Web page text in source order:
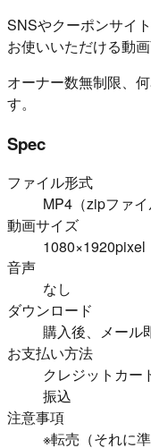
SNSやクーポンサイ
お使いいただける動画
オーナー数無制限、
す。
Spec
ファイル形式
MP4（zipファイ
動画サイズ
1080×1920pixel
音声
なし
ダウンロード
購入後、メール
お支払い方法
クレジットカー
振込
注意事項
※転売（それに